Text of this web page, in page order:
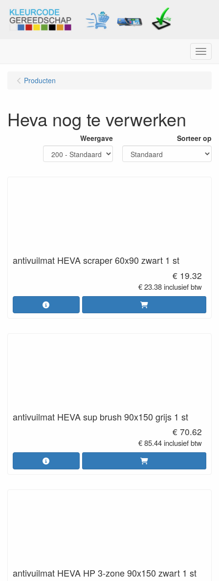
Menu
Producten
Heva nog te verwerken
Weergave Sorteer op
antivuilmat HEVA scraper 60x90 zwart 1 st
€ 19.32
€ 23.38 inclusief btw
antivuilmat HEVA sup brush 90x150 grijs 1 st
€ 70.62
€ 85.44 inclusief btw
antivuilmat HEVA HP 3-zone 90x150 zwart 1 st